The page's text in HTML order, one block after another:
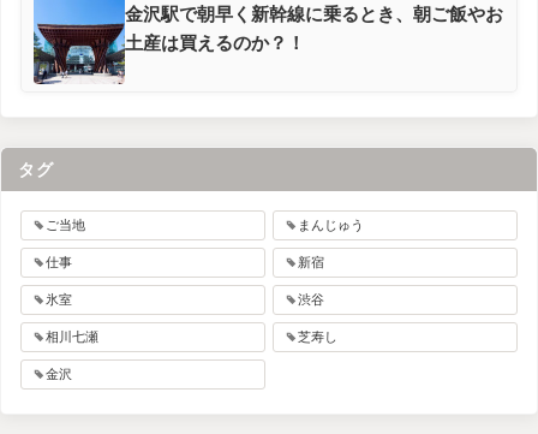
金沢駅で朝早く新幹線に乗るとき、朝ご飯やお
土産は買えるのか？！
タグ
ご当地 まんじゅう
仕事 新宿
氷室 渋谷
相川七瀬 芝寿し
金沢